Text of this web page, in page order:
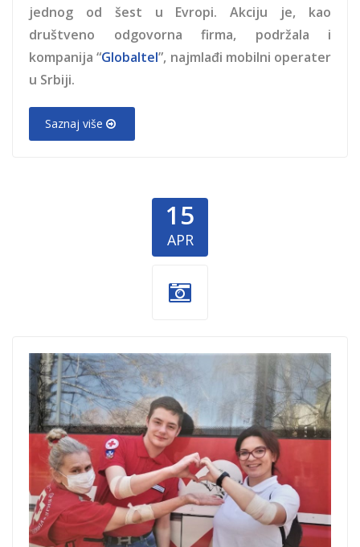
jednog od šest u Evropi. Akciju je, kao
društveno odgovorna firma, podržala i
kompanija “Globaltel”, najmlađi mobilni operater
u Srbiji.
Saznaj više
15
APR
crveni krst
davaoci krvi.jpg